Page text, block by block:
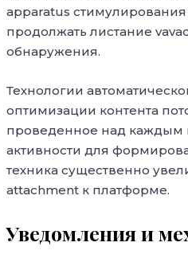
apparatus стимулирования
продолжать листание
обнаружения.
Технологии
оптимизации контента
проведенное над каждым
активности для
техника существенно
attachment к платформе.
Уведомления и